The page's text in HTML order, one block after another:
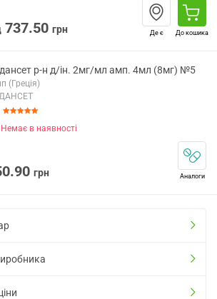
737.50 грн Де є До кошика
р-н д/ін. 2мг/мл амп. 4мл (8мг) №5
(Греція)
Немає в наявності
грн Аналоги